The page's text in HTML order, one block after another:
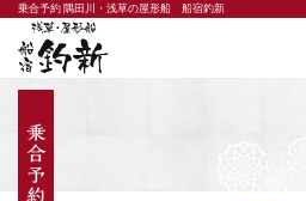
乗合予約 隅田川・浅草の屋形船 船宿釣新
隅田川・浅草の